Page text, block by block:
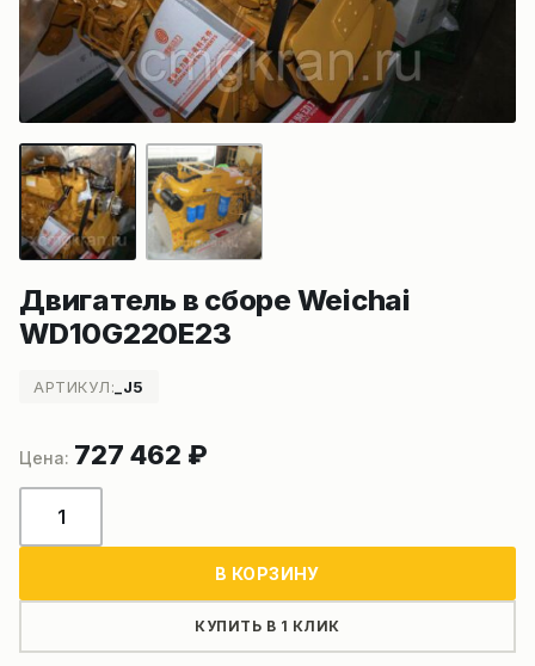
Двигатель в сборе Weichai
WD10G220E23
АРТИКУЛ: _J5
727 462 ₽
товара
Weichai
В КОРЗИНУ
КУПИТЬ В 1 КЛИК